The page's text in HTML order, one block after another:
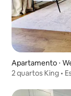
Apartamento ⋅
2 quartos King •